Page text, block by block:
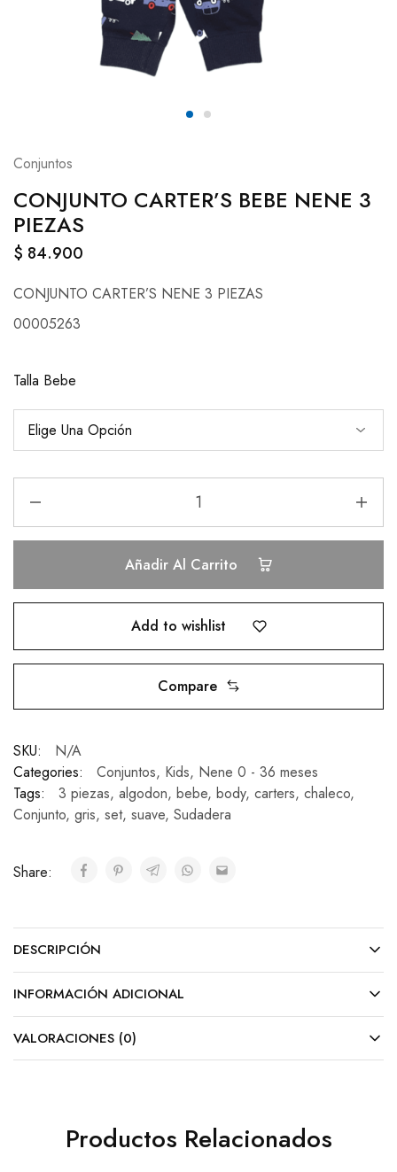
Conjuntos
CONJUNTO CARTER’S BEBE NENE 3
PIEZAS
$ 84.900
CONJUNTO CARTER’S NENE 3 PIEZAS
00005263
Talla Bebe
Añadir Al Carrito
Add to wishlist
Compare
SKU:
N/A
Categories:
Conjuntos, Kids, Nene 0 - 36 meses
Tags:
3 piezas, algodon, bebe, body, carters, chaleco,
Conjunto, gris, set, suave, Sudadera
Share:
DESCRIPCIÓN
INFORMACIÓN ADICIONAL
VALORACIONES (0)
Productos Relacionados